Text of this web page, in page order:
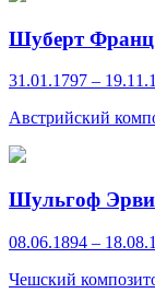
Шуберт Франц
31.01.1797 –
Австрийский
Шульгоф
08.06.1894 –
Чешский